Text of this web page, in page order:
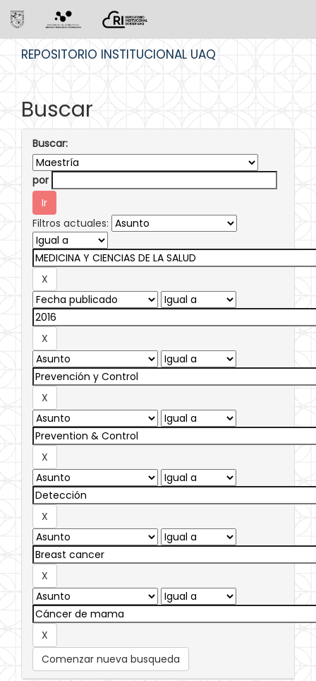
REPOSITORIO INSTITUCIONAL UAQ
Buscar
Buscar:
por
Filtros actuales:
Comenzar nueva busqueda